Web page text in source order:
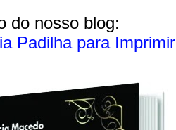
do nosso blog:
Padilha para Imprimir